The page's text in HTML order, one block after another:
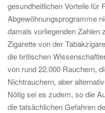
gesundheitlichen Vorteile für
Abgewöhnungsprogramme
damals vorliegenden Zahlen
Zigarette von der
die britischen
von rund 22.000 Rauchern,
Nichtrauchern, aber
Nötig sei es zudem, so die
die tatsächlichen Gefahren